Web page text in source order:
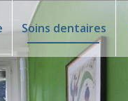
Soins dentaires